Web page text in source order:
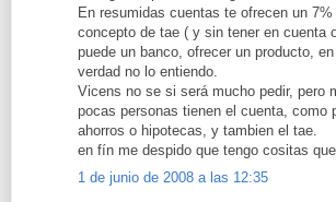
En resumidas cuentas te ofrecen un
concepto de tae ( y sin tener en
puede un banco, ofrecer un producto,
verdad no lo entiendo.
Vicens no se si será mucho pedir, pero
pocas personas tienen el cuenta, como
ahorros o hipotecas, y tambien el tae.
en fín me despido que tengo cositas
1 de junio de 2008 a las 12:35